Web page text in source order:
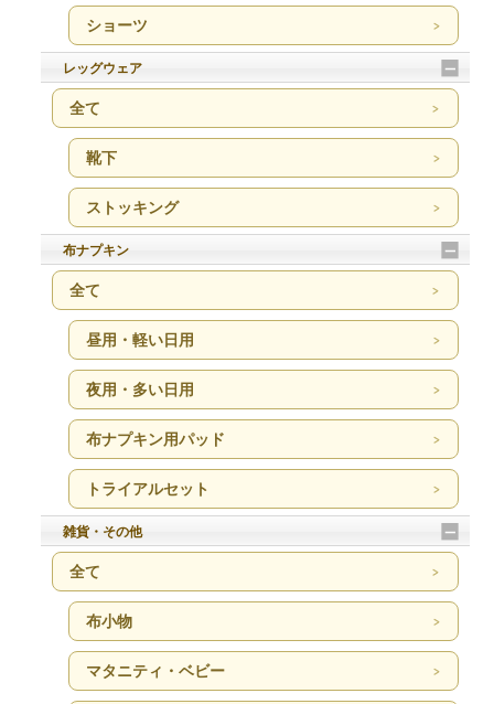
ショーツ
レッグウェア
全て
靴下
ストッキング
布ナプキン
全て
昼用・軽い日用
夜用・多い日用
布ナプキン用パッド
トライアルセット
雑貨・その他
全て
布小物
マタニティ・ベビー